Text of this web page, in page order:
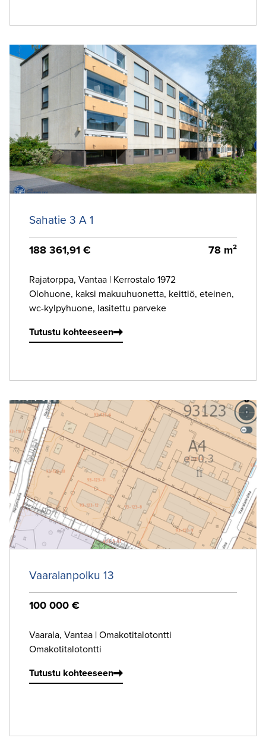
Sahatie 3 A 1
188 361,91 € 78 m²
Rajatorppa, Vantaa | Kerrostalo 1972
Olohuone, kaksi makuuhuonetta, keittiö, eteinen,
wc-kylpyhuone, lasitettu parveke
Tutustu kohteeseen
Vaaralanpolku 13
100 000 €
Vaarala, Vantaa |Omakotitalotontti
Omakotitalotontti
Tutustu kohteeseen